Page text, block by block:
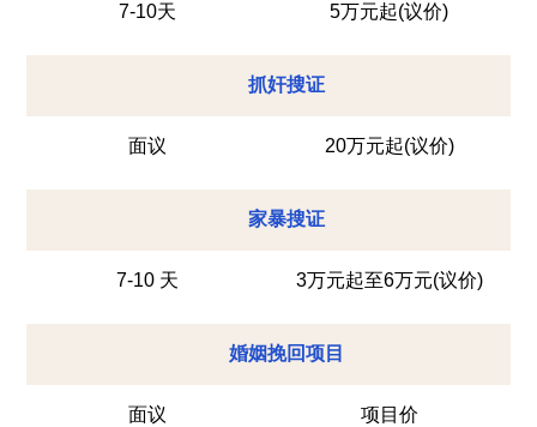
7-10天 5万元起(议价)
抓奸搜证
面议 20万元起(议价)
家暴搜证
7-10 天 3万元起至6万元(议价)
婚姻挽回项目
面议 项目价